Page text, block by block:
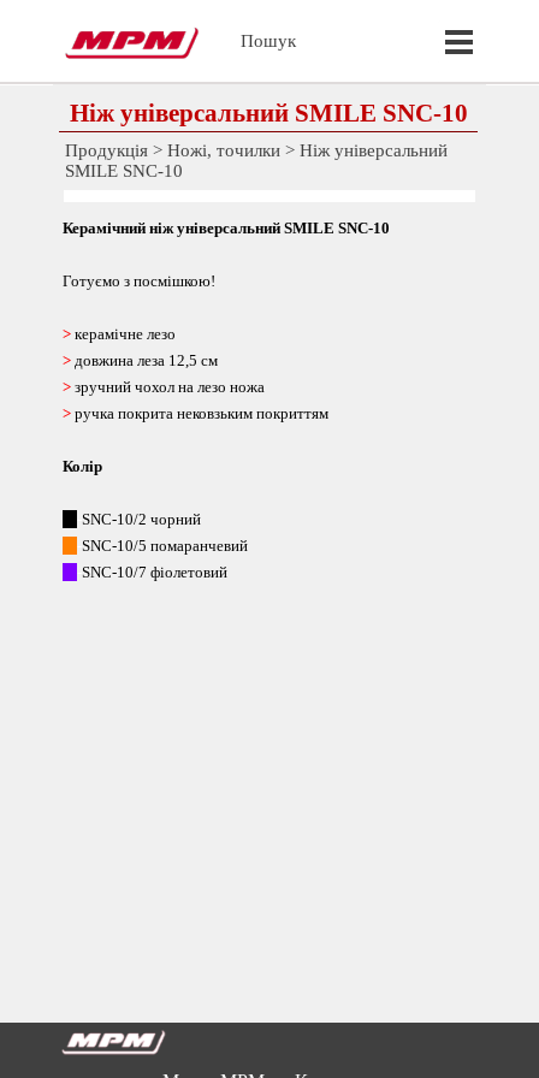
Пошук
Ніж універсальний SMILE SNC-10
Продукція >Ножі, точилки >Ніж універсальний
SMILE SNC-10
Керамічний ніж універсальний SMILE SNC-10
Готуємо з посмішкою!
> керамічне лезо
> довжина леза 12,5 см
> зручний чохол на лезо ножа
> ручка покрита нековзьким покриттям
Колір
-SNC-10/2 чорний
-SNC-10/5 помаранчевий
-SNC-10/7 фіолетовий